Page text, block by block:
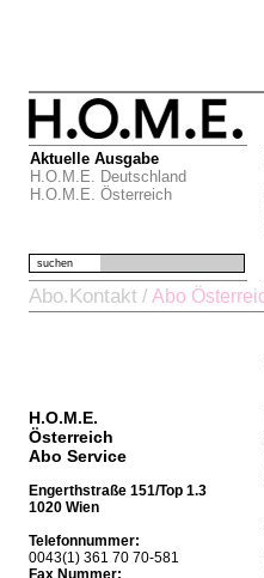
Aktuelle Ausgabe
H.O.M.E. Deutschland
H.O.M.E. Österreich
suchen
Abo.Kontakt / Abo
H.O.M.E.
Österreich
Abo Service
Engerthstraße 151/Top 1.3
1020 Wien
Telefonnummer:
0043(1) 361 70 70-581
Fax Nummer: